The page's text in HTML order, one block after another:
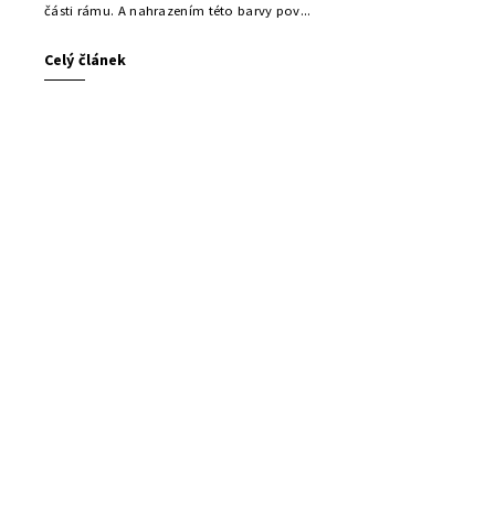
části rámu. A nahrazením této barvy pov...
Celý článek